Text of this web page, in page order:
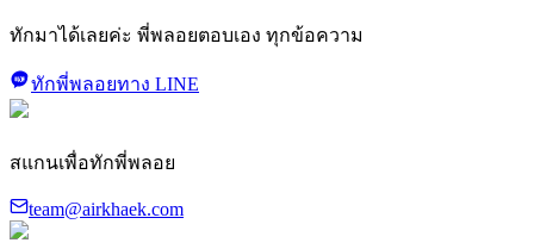
ทักมาได้เลยค่ะ พี่พลอยตอบเอง ทุกข้อความ
ทักพี่พลอยทาง LINE
สแกนเพื่อทักพี่พลอย
team@airkhaek.com